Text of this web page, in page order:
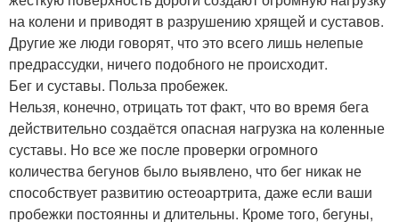
на колени и приводят в разрушению хрящей и суставов.
Другие же люди говорят, что это всего лишь нелепые
предрассудки, ничего подобного не происходит.
Бег и суставы. Польза пробежек.
Нельзя, конечно, отрицать тот факт, что во время бега
действительно создаётся опасная нагрузка на коленные
суставы. Но все же после проверки огромного
количества бегунов было выявлено, что бег никак не
способствует развитию остеоартрита, даже если ваши
пробежки постоянны и длительны. Кроме того, бегуны,